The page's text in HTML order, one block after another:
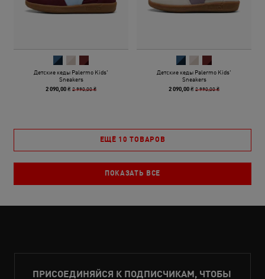
Детские кеды Palermo Kids'
Sneakers
2 090,00 ₴ 2 990,00 ₴
Детские кеды Palermo Kids'
Sneakers
2 090,00 ₴ 2 990,00 ₴
ЕЩЁ 10 ТОВАРОВ
ПОКАЗАТЬ ВСЕ
ПРИСОЕДИНЯЙСЯ К ПОДПИСЧИКАМ, ЧТОБЫ